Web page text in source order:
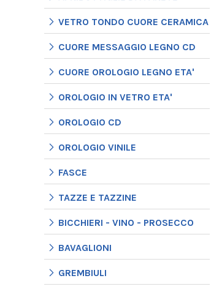
VETRO TONDO CUORE CERAMICA
CUORE MESSAGGIO LEGNO CD
CUORE OROLOGIO LEGNO ETA'
OROLOGIO IN VETRO ETA'
OROLOGIO CD
OROLOGIO VINILE
FASCE
TAZZE E TAZZINE
BICCHIERI - VINO - PROSECCO
BAVAGLIONI
GREMBIULI